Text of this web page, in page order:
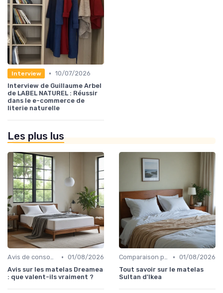
Interview • 10/07/2026
Interview de Guillaume Arbel
de LABEL NATUREL : Réussir
dans le e-commerce de
literie naturelle
Les plus lus
Avis de consommateurs • 01/08/2026
Avis sur les matelas Dreamea
: que valent-ils vraiment ?
Comparaison par marque • 01/08/2026
Tout savoir sur le matelas
Sultan d'Ikea